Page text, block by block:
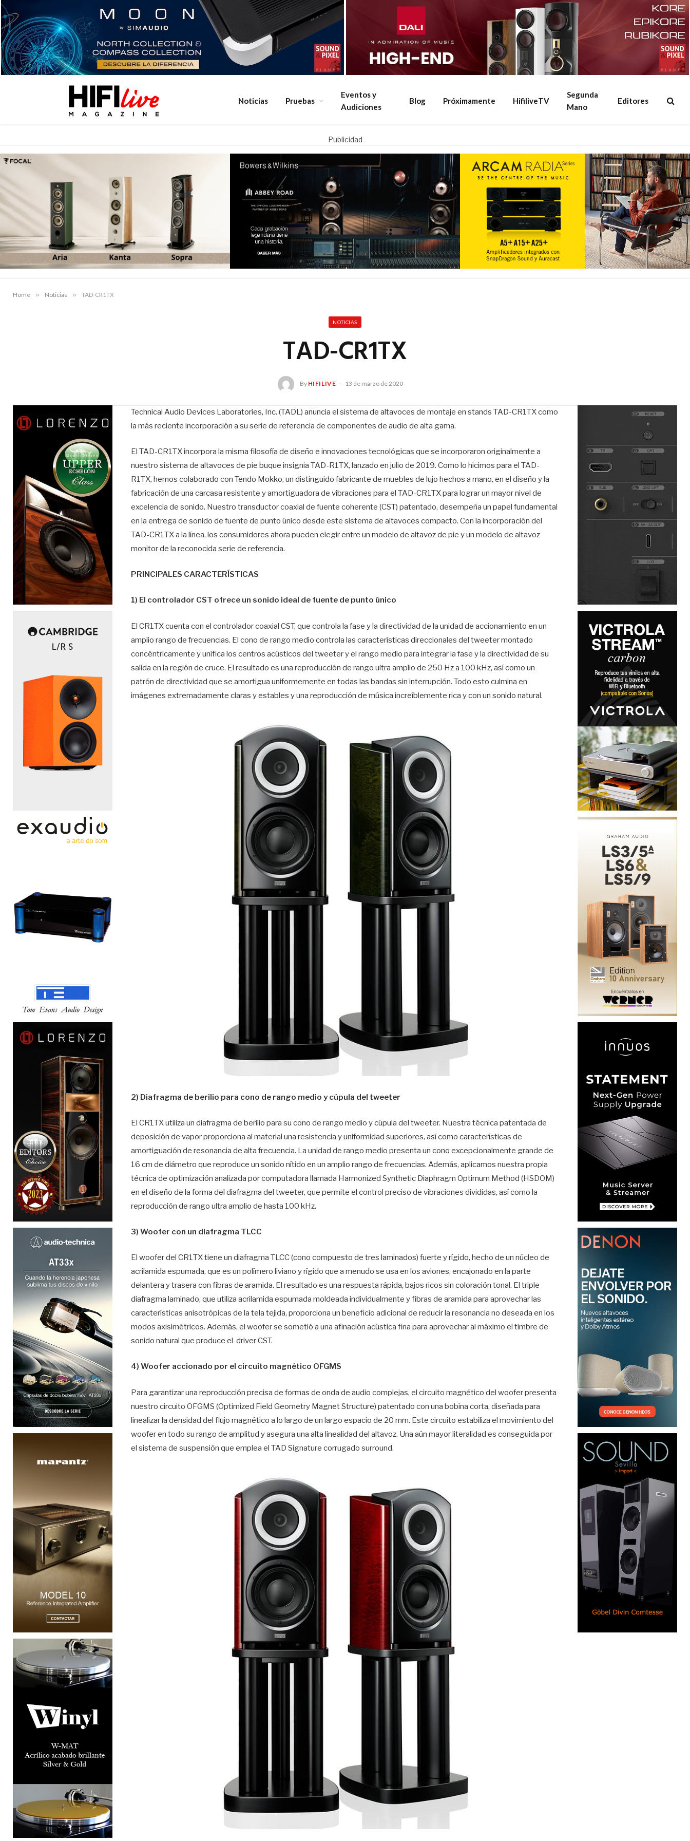
Noticias Pruebas
Eventos y
Audiciones
Blog Próximamente HifiliveTV
Segunda
Mano
Editores
Publicidad
Home » Noticias » TAD-CR1TX
NOTICIAS
TAD-CR1TX
By HIFILIVE 13 de marzo de 2020
Technical Audio Devices Laboratories, Inc. (TADL) anuncia el sistema de altavoces de montaje en stands TAD-CR1TX como
la más reciente incorporación a su serie de referencia de componentes de audio de alta gama.
El TAD-CR1TX incorpora la misma filosofía de diseño e innovaciones tecnológicas que se incorporaron originalmente a
nuestro sistema de altavoces de pie buque insignia TAD-R1TX, lanzado en julio de 2019. Como lo hicimos para el TAD-
R1TX, hemos colaborado con Tendo Mokko, un distinguido fabricante de muebles de lujo hechos a mano, en el diseño y la
fabricación de una carcasa resistente y amortiguadora de vibraciones para el TAD-CR1TX para lograr un mayor nivel de
excelencia de sonido. Nuestro transductor coaxial de fuente coherente (CST) patentado, desempeña un papel fundamental
en la entrega de sonido de fuente de punto único desde este sistema de altavoces compacto. Con la incorporación del
TAD-CR1TX a la línea, los consumidores ahora pueden elegir entre un modelo de altavoz de pie y un modelo de altavoz
monitor de la reconocida serie de referencia.
PRINCIPALES CARACTERÍSTICAS
1) El controlador CST ofrece un sonido ideal de fuente de punto único
El CR1TX cuenta con el controlador coaxial CST, que controla la fase y la directividad de la unidad de accionamiento en un
amplio rango de frecuencias. El cono de rango medio controla las características direccionales del tweeter montado
concéntricamente y unifica los centros acústicos del tweeter y el rango medio para integrar la fase y la directividad de su
salida en la región de cruce. El resultado es una reproducción de rango ultra amplio de 250 Hz a 100 kHz, así como un
patrón de directividad que se amortigua uniformemente en todas las bandas sin interrupción. Todo esto culmina en
imágenes extremadamente claras y estables y una reproducción de música increíblemente rica y con un sonido natural.
2) Diafragma de berilio para cono de rango medio y cúpula del tweeter
El CR1TX utiliza un diafragma de berilio para su cono de rango medio y cúpula del tweeter. Nuestra técnica patentada de
deposición de vapor proporciona al material una resistencia y uniformidad superiores, así como características de
amortiguación de resonancia de alta frecuencia. La unidad de rango medio presenta un cono excepcionalmente grande de
16 cm de diámetro que reproduce un sonido nítido en un amplio rango de frecuencias. Además, aplicamos nuestra propia
técnica de optimización analizada por computadora llamada Harmonized Synthetic Diaphragm Optimum Method (HSDOM)
en el diseño de la forma del diafragma del tweeter, que permite el control preciso de vibraciones divididas, así como la
reproducción de rango ultra amplio de hasta 100 kHz.
3) Woofer con un diafragma TLCC
El woofer del CR1TX tiene un diafragma TLCC (cono compuesto de tres laminados) fuerte y rígido, hecho de un núcleo de
acrilamida espumada, que es un polímero liviano y rígido que a menudo se usa en los aviones, encajonado en la parte
delantera y trasera con fibras de aramida. El resultado es una respuesta rápida, bajos ricos sin coloración tonal. El triple
diafragma laminado, que utiliza acrilamida espumada moldeada individualmente y fibras de aramida para aprovechar las
características anisotrópicas de la tela tejida, proporciona un beneficio adicional de reducir la resonancia no deseada en los
modos axisimétricos. Además, el woofer se sometió a una afinación acústica fina para aprovechar al máximo el timbre de
sonido natural que produce el driver CST.
4) Woofer accionado por el circuito magnético OFGMS
Para garantizar una reproducción precisa de formas de onda de audio complejas, el circuito magnético del woofer presenta
nuestro circuito OFGMS (Optimized Field Geometry Magnet Structure) patentado con una bobina corta, diseñada para
linealizar la densidad del flujo magnético a lo largo de un largo espacio de 20 mm. Este circuito estabiliza el movimiento del
woofer en todo su rango de amplitud y asegura una alta linealidad del altavoz. Una aún mayor literalidad es conseguida por
el sistema de suspensión que emplea el TAD Signature corrugado surround.